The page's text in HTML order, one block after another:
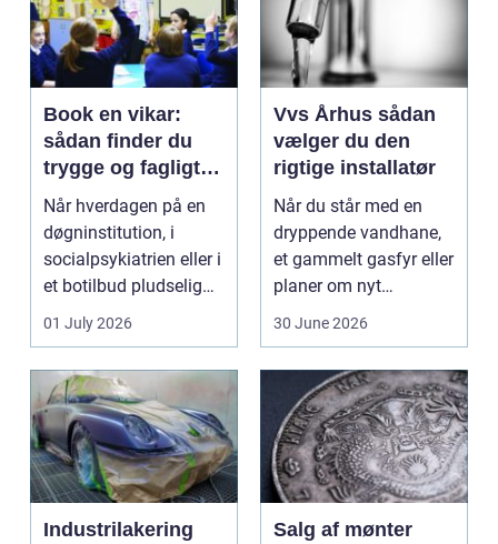
Book en vikar:
sådan finder du
trygge og fagligt
stærke løsninger
Når hverdagen på en
døgninstitution, i
socialpsykiatrien eller i
et botilbud pludselig
ændrer sig, k...
01 July 2026
Vvs Århus sådan
vælger du den
rigtige installatør
Når du står med en
dryppende vandhane,
et gammelt gasfyr eller
planer om nyt
badeværelse, bliver
30 June 2026
Industrilakering
Salg af mønter